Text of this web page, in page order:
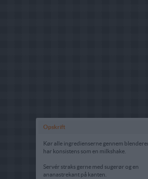
Opskrift
Kør alle ingredienserne gennem
har konsistens som en milkshake.
Servér straks gerne med sugerør og en
ananastrekant på kanten.